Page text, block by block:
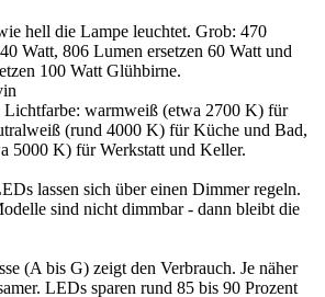
hell die Lampe leuchtet. Grob: 470
Watt, 806 Lumen ersetzen 60 Watt und
100 Watt Glühbirne.
Lichtfarbe: warmweiß (etwa 2700 K) für
(rund 4000 K) für Küche und Bad,
5000 K) für Werkstatt und Keller.
lassen sich über einen Dimmer regeln.
sind nicht dimmbar - dann bleibt die
(A bis G) zeigt den Verbrauch. Je näher
LEDs sparen rund 85 bis 90 Prozent